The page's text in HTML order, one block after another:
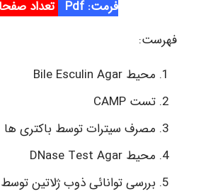
فرمت: Pdf
تعداد
فهرست:
محیط Bile Esculin Agar
تست CAMP
مصرف سیترات توسط باکتری ها
محیط DNase Test Agar
بررسی توانائی ذوب ژلاتین